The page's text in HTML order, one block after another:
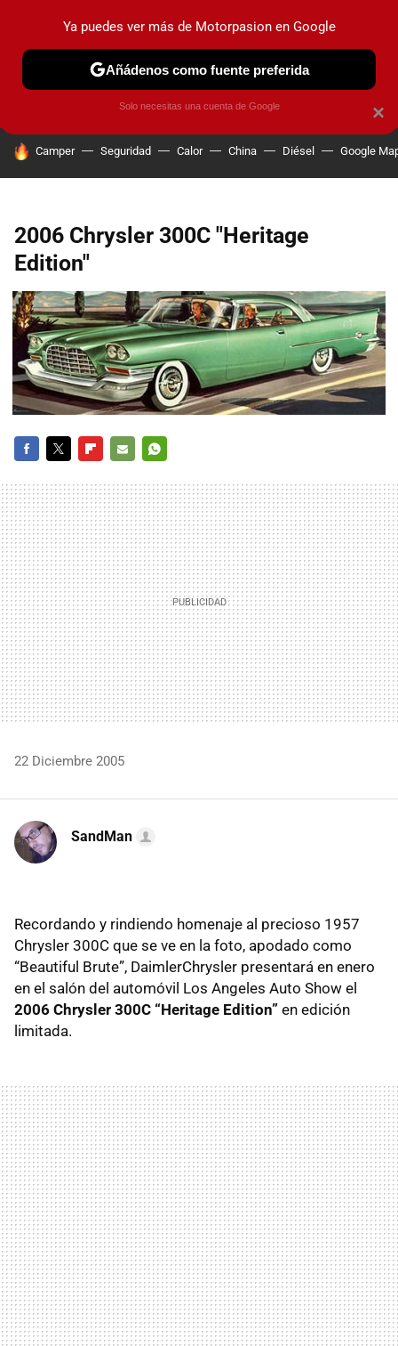
PRUEBAS COCHES ELÉCTRICOS OBSERVATORIO
HOY SE HABLA DE
Camper Seguridad Calor China Diésel Google
2006 Chrysler 300C "Heritage
Edition"
MAIL
22 Diciembre 2005
SandMan
Recordando y rindiendo homenaje al precioso 1957
Chrysler 300C que se ve en la foto, apodado como
“Beautiful Brute”, DaimlerChrysler presentará en enero
en el salón del automóvil Los Angeles Auto Show el
2006 Chrysler 300C “Heritage Edition” en edición
limitada.
×
Ya puedes ver más de Motorpasion en Google
Añádenos como fuente preferida
Solo necesitas una cuenta de Google